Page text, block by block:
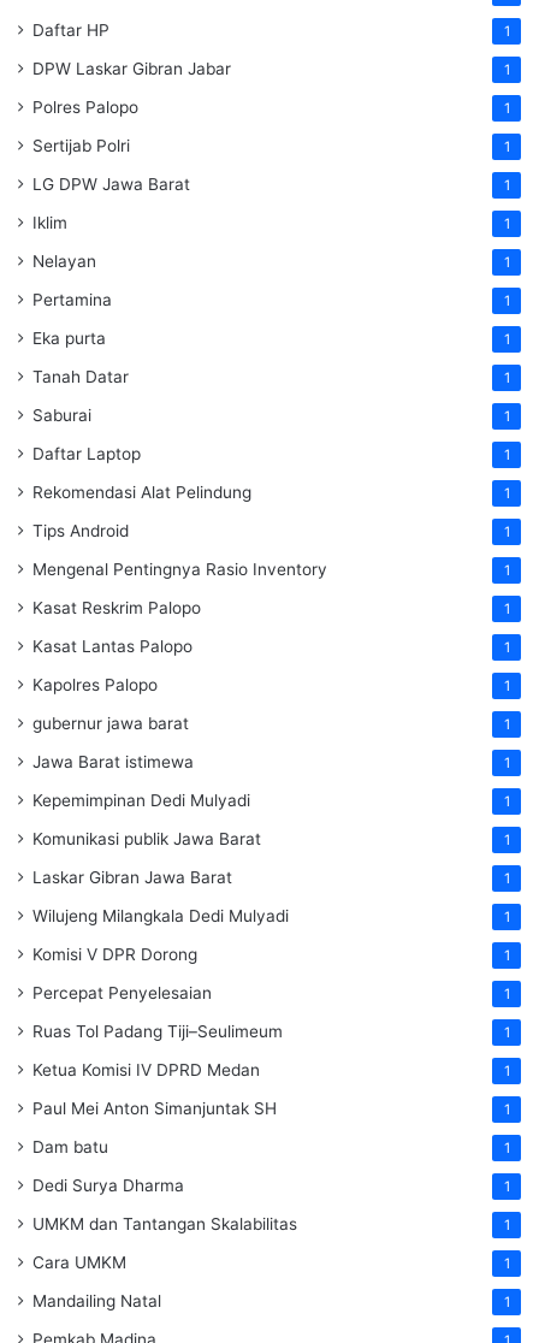
Daftar HP 1
DPW Laskar Gibran Jabar 1
Polres Palopo 1
Sertijab Polri 1
LG DPW Jawa Barat 1
Iklim 1
Nelayan 1
Pertamina 1
Eka purta 1
Tanah Datar 1
Saburai 1
Daftar Laptop 1
Rekomendasi Alat Pelindung 1
Tips Android 1
Mengenal Pentingnya Rasio Inventory 1
Kasat Reskrim Palopo 1
Kasat Lantas Palopo 1
Kapolres Palopo 1
gubernur jawa barat 1
Jawa Barat istimewa 1
Kepemimpinan Dedi Mulyadi 1
Komunikasi publik Jawa Barat 1
Laskar Gibran Jawa Barat 1
Wilujeng Milangkala Dedi Mulyadi 1
Komisi V DPR Dorong 1
Percepat Penyelesaian 1
Ruas Tol Padang Tiji–Seulimeum 1
Ketua Komisi IV DPRD Medan 1
Paul Mei Anton Simanjuntak SH 1
Dam batu 1
Dedi Surya Dharma 1
UMKM dan Tantangan Skalabilitas 1
Cara UMKM 1
Mandailing Natal 1